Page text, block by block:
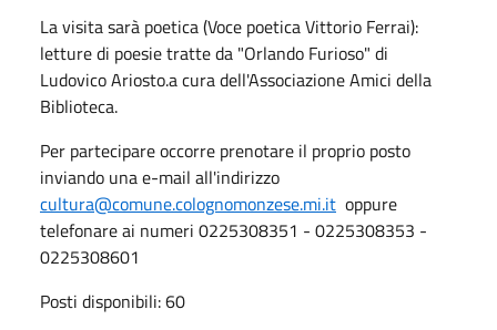
La visita sarà poetica (Voce poetica Vittorio Ferrai):
letture di poesie tratte da "Orlando Furioso" di
Ludovico Ariosto.a cura dell'Associazione Amici della
Biblioteca.
Per partecipare occorre prenotare il proprio posto
inviando una e-mail all'indirizzo
cultura@comune.colognomonzese.mi.it oppure
telefonare ai numeri 0225308351 - 0225308353 -
0225308601
Posti disponibili: 60